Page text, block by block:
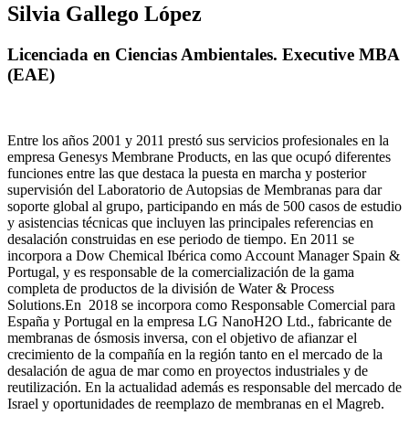
Silvia Gallego López
Licenciada en Ciencias Ambientales. Executive MBA
(EAE)
Entre los años 2001 y 2011 prestó sus servicios profesionales en la
empresa Genesys Membrane Products, en las que ocupó diferentes
funciones entre las que destaca la puesta en marcha y posterior
supervisión del Laboratorio de Autopsias de Membranas para dar
soporte global al grupo, participando en más de 500 casos de estudio
y asistencias técnicas que incluyen las principales referencias en
desalación construidas en ese periodo de tiempo. En 2011 se
incorpora a Dow Chemical Ibérica como Account Manager Spain &
Portugal, y es responsable de la comercialización de la gama
completa de productos de la división de Water & Process
Solutions.En 2018 se incorpora como Responsable Comercial para
España y Portugal en la empresa LG NanoH2O Ltd., fabricante de
membranas de ósmosis inversa, con el objetivo de afianzar el
crecimiento de la compañía en la región tanto en el mercado de la
desalación de agua de mar como en proyectos industriales y de
reutilización. En la actualidad además es responsable del mercado de
Israel y oportunidades de reemplazo de membranas en el Magreb.